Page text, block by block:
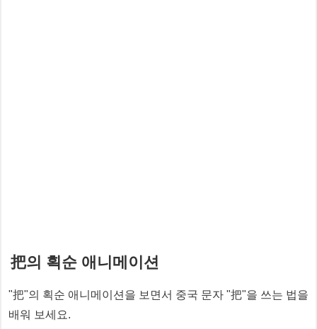
把의 획순 애니메이션
"把"의 획순 애니메이션을 보면서 중국 문자 "把"을 쓰는 법을
배워 보세요.